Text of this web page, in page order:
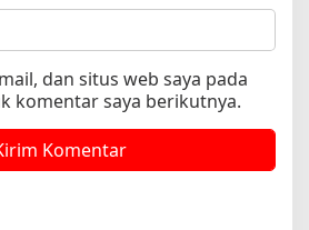
dan situs web saya pada
komentar saya berikutnya.